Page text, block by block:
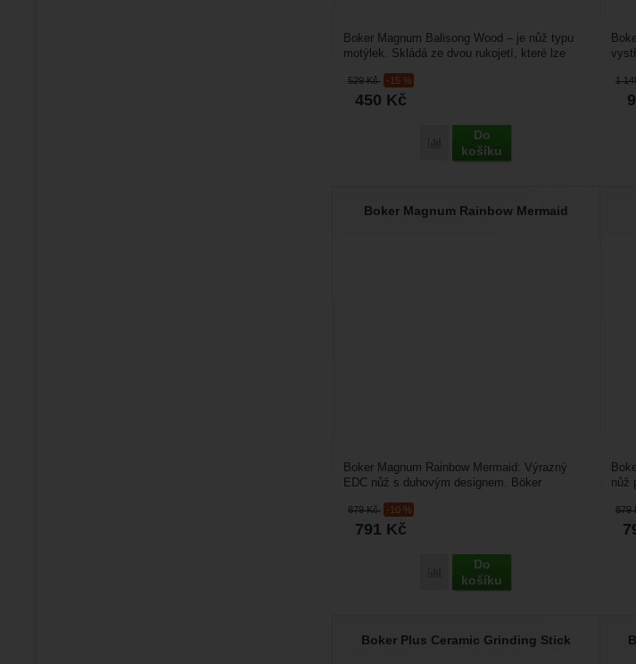
529Kč -15 %
450 Kč
Přidat 'Boker Magnum Balisong
Do
košíku
Boker Magnum Balisong Wood – je nůž typu
motýlek. Skládá ze dvou rukojetí, které lze
1
Boker Magnum Rainbow Mermaid
879Kč -10 %
791 Kč
Přidat 'Boker Magnum Rainbow
Do
košíku
Boker Magnum Rainbow Mermaid: Výrazný
EDC nůž s duhovým designem. Böker
879
nůž
Boker Plus Ceramic Grinding Stick